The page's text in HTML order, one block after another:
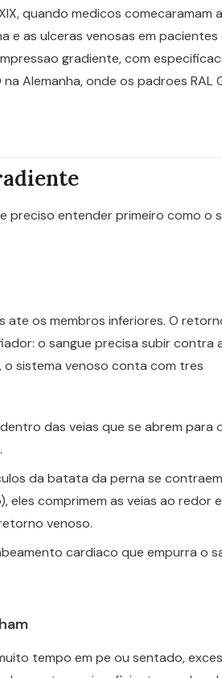
quando medicos comecaramam a
e as ulceras venosas em pacientes
gradiente, com
Alemanha, onde os padroes RAL
preciso entender primeiro como o
os membros inferiores. O
o sangue precisa subir contra
o sistema venoso conta com tres
das veias que se abrem para
da batata da perna se
eles comprimem as veias ao redor
venoso.
cardiaco que empurra o
tempo em pe ou sentado,